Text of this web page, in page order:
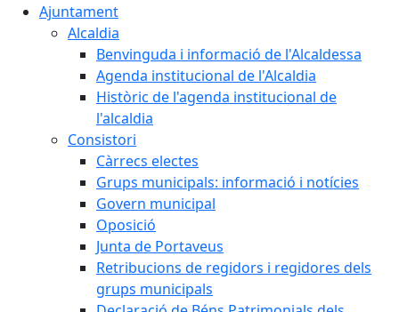
Ajuntament
Alcaldia
Benvinguda i informació de l'Alcaldessa
Agenda institucional de l'Alcaldia
Històric de l'agenda institucional de
l'alcaldia
Consistori
Càrrecs electes
Grups municipals: informació i notícies
Govern municipal
Oposició
Junta de Portaveus
Retribucions de regidors i regidores dels
grups municipals